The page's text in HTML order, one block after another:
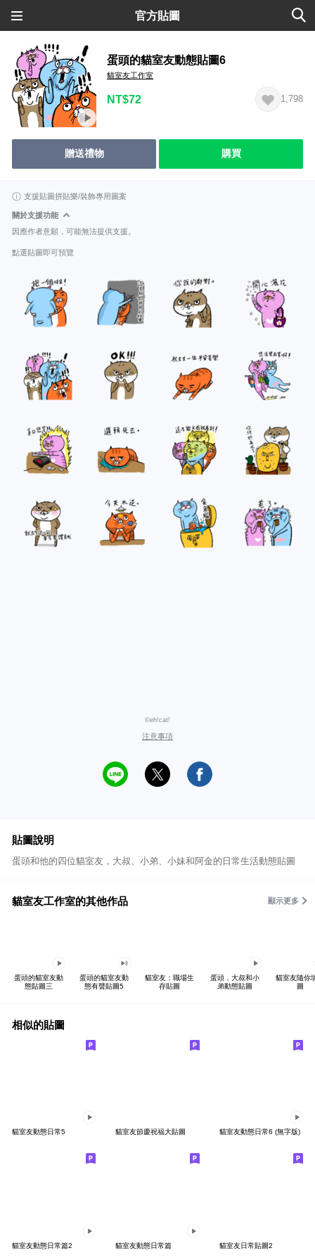
官方貼圖
蛋頭的貓室友動態貼圖6
貓室友工作室
NT$72 1,798
贈送禮物 購買
支援貼圖拼貼樂/裝飾專用圖案
關於支援功能
因應作者意願，可能無法提供支援。
點選貼圖即可預覽
©eh!cat!
注意事項
貼圖說明
蛋頭和他的四位貓室友，大叔、小弟、小妹和阿金的日常生活動態貼圖
貓室友工作室的其他作品 顯示更多
蛋頭的貓室友動
態貼圖三
蛋頭的貓室友動
態有聲貼圖5
貓室友：職場生
存貼圖
蛋頭，大叔和小
弟動態貼圖
貓室友隨你
圖
相似的貼圖
貓室友動態日常5 貓室友節慶祝福大貼圖 貓室友動態日常6 (無字版)
貓室友動態日常篇2 貓室友動態日常篇 貓室友日常貼圖2